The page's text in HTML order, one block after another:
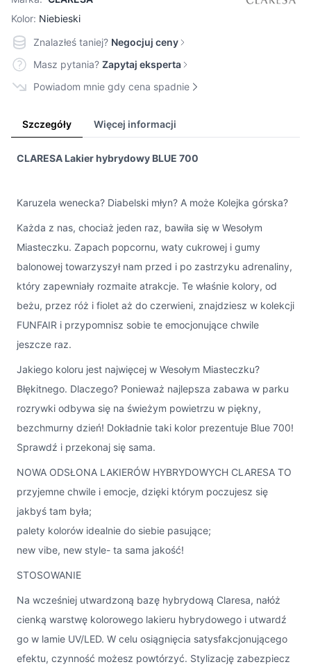
Kolor: Niebieski
Znalazłeś taniej? Negocjuj ceny
Masz pytania? Zapytaj eksperta
Powiadom mnie gdy cena spadnie
Szczegóły Więcej informacji
CLARESA Lakier hybrydowy BLUE 700
Karuzela wenecka? Diabelski młyn? A może Kolejka górska?
Każda z nas, chociaż jeden raz, bawiła się w Wesołym
Miasteczku. Zapach popcornu, waty cukrowej i gumy
balonowej towarzyszył nam przed i po zastrzyku adrenaliny,
który zapewniały rozmaite atrakcje. Te właśnie kolory, od
beżu, przez róż i fiolet aż do czerwieni, znajdziesz w kolekcji
FUNFAIR i przypomnisz sobie te emocjonujące chwile
jeszcze raz.
Jakiego koloru jest najwięcej w Wesołym Miasteczku?
Błękitnego. Dlaczego? Ponieważ najlepsza zabawa w parku
rozrywki odbywa się na świeżym powietrzu w piękny,
bezchmurny dzień! Dokładnie taki kolor prezentuje Blue 700!
Sprawdź i przekonaj się sama.
NOWA ODSŁONA LAKIERÓW HYBRYDOWYCH CLARESA TO
przyjemne chwile i emocje, dzięki którym poczujesz się
jakbyś tam była;
palety kolorów idealnie do siebie pasujące;
new vibe, new style- ta sama jakość!
STOSOWANIE
Na wcześniej utwardzoną bazę hybrydową Claresa, nałóż
cienką warstwę kolorowego lakieru hybrydowego i utwardź
go w lamie UV/LED. W celu osiągnięcia satysfakcjonującego
efektu, czynność możesz powtórzyć. Stylizację zabezpiecz